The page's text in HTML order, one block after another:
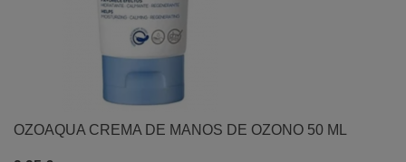
OZOAQUA CREMA DE MANOS DE OZONO 50 ML